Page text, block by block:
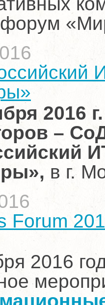
2016 г
–
в г.
Forum
2016